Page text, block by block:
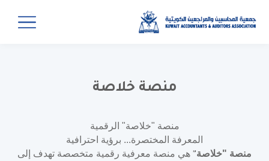
منصة خلاصة
منصة "خلاصة" الرقمية
المعرفة المختصرة... برؤية احترافية
منصة "خلاصة" هي منصة معرفية رقمية متخصصة تهدف إلى